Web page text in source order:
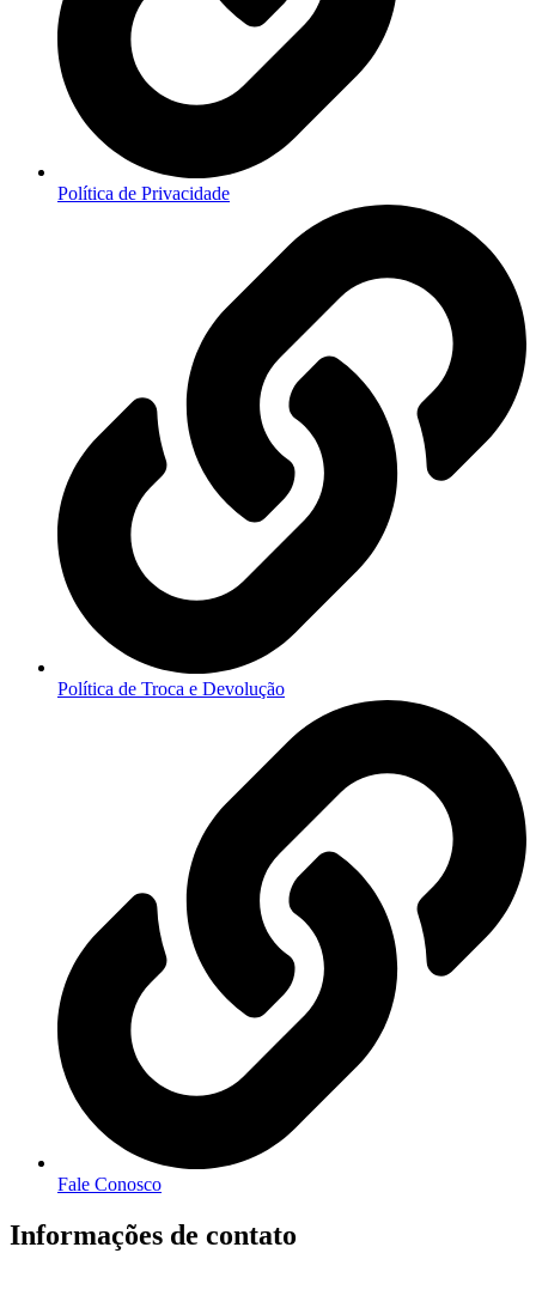
Política de Privacidade
Política de Troca e Devolução
Fale Conosco
Informações de contato